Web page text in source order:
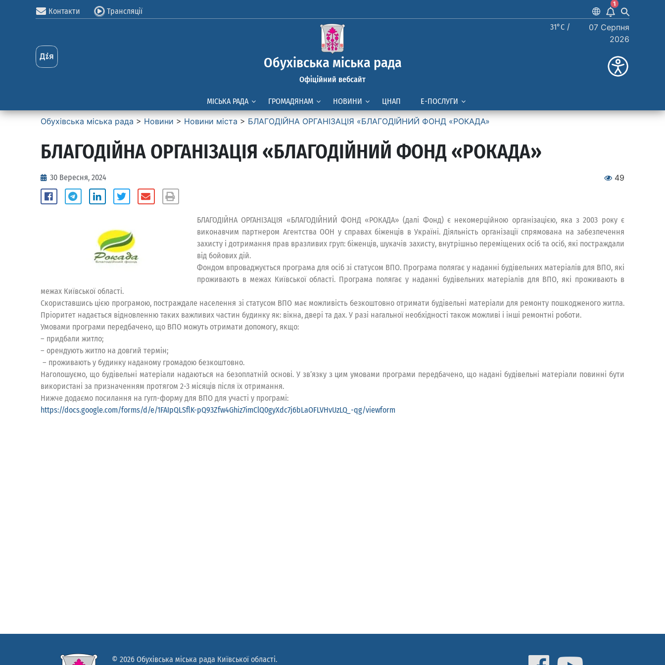
Контакти Трансляції 1
Обухівська міська рада
Офіційний вебсайт
31°C /
07 Серпня
2026
МІСЬКА РАДА ГРОМАДЯНАМ НОВИНИ ЦНАП Е-ПОСЛУГИ
Обухівська міська рада > Новини > Новини міста > БЛАГОДІЙНА ОРГАНІЗАЦІЯ «БЛАГОДІЙНИЙ ФОНД «РОКАДА»
БЛАГОДІЙНА ОРГАНІЗАЦІЯ «БЛАГОДІЙНИЙ ФОНД «РОКАДА»
30 Вересня, 2024 49
БЛАГОДІЙНА ОРГАНІЗАЦІЯ «БЛАГОДІЙНИЙ ФОНД «РОКАДА» (далі Фонд) є некомерційною організацією, яка з 2003 року є
виконавчим партнером Агентства ООН у справах біженців в Україні. Діяльність організації спрямована на забезпечення
захисту і дотримання прав вразливих груп: біженців, шукачів захисту, внутрішньо переміщених осіб та осіб, які постраждали
від бойових дій.
Фондом впроваджується програма для осіб зі статусом ВПО. Програма полягає у наданні будівельних матеріалів для ВПО, які
проживають в межах Київської області. Програма полягає у наданні будівельних матеріалів для ВПО, які проживають в
межах Київської області.
Скориставшись цією програмою, постраждале населення зі статусом ВПО має можливість безкоштовно отримати будівельні матеріали для ремонту пошкодженого житла.
Пріоритет надається відновленню таких важливих частин будинку як: вікна, двері та дах. У разі нагальної необхідності також можливі і інші ремонтні роботи.
Умовами програми передбачено, що ВПО можуть отримати допомогу, якщо:
– придбали житло;
– орендують житло на довгий термін;
– проживають у будинку наданому громадою безкоштовно.
Наголошуємо, що будівельні матеріали надаються на безоплатній основі. У зв’язку з цим умовами програми передбачено, що надані будівельні матеріали повинні бути
використані за призначенням протягом 2-3 місяців після їх отримання.
Нижче додаємо посилання на гугл-форму для ВПО для участі у програмі:
https://docs.google.com/forms/d/e/1FAIpQLSflK-pQ93Zfw4Ghiz7imClQ0gyXdc7j6bLaOFLVHvUzLQ_-qg/viewform
© 2026 Обухівська міська рада Київської області.